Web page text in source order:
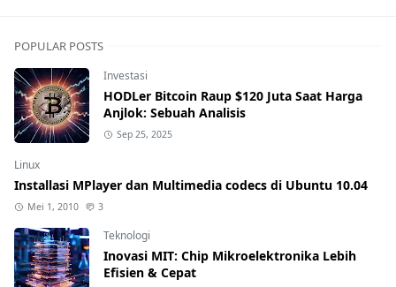
POPULAR POSTS
Investasi
HODLer Bitcoin Raup $120 Juta Saat Harga
Anjlok: Sebuah Analisis
Sep 25, 2025
Linux
Installasi MPlayer dan Multimedia codecs di Ubuntu 10.04
Mei 1, 2010 3
Teknologi
Inovasi MIT: Chip Mikroelektronika Lebih
Efisien & Cepat